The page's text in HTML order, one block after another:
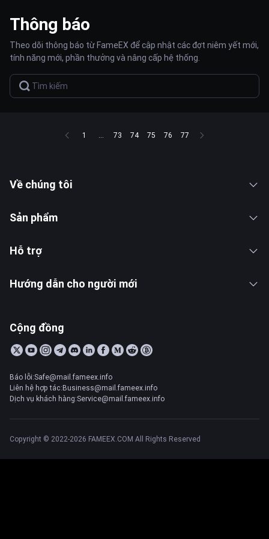
Thông báo
Theo dõi thông báo từ FameEX để cập nhật các đợt niêm yết mới,
tính năng mới, phần thưởng và nâng cấp hệ thống.
1 ... 73 74 75 76 77
Về chúng tôi
Sản phẩm
Hỗ trợ
Hướng dẫn cho người mới
Cộng đồng
Báo lỗi:Safe@mail.fameex.info
Liên hệ hợp tác:Business@mail.fameex.info
Dịch vụ khách hàng:Service@mail.fameex.info
Copyright © 2022-2026 FAMEEX.COM All Rights Reserved